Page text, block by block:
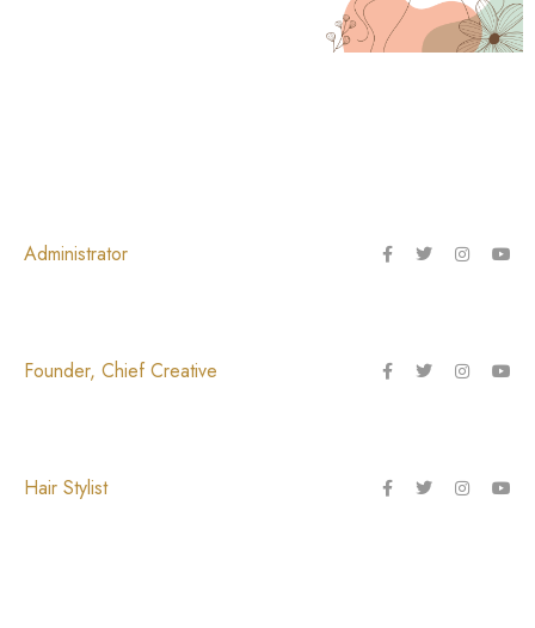
Administrator
Founder, Chief Creative
Hair Stylist